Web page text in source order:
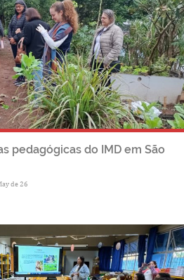
pedagógicas do IMD em São
de 26